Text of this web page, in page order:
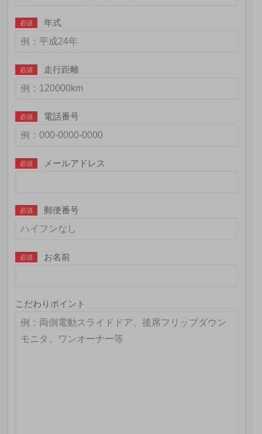
必須 年式
必須 走行距離
必須 電話番号
必須 メールアドレス
必須 郵便番号
必須 お名前
こだわりポイント